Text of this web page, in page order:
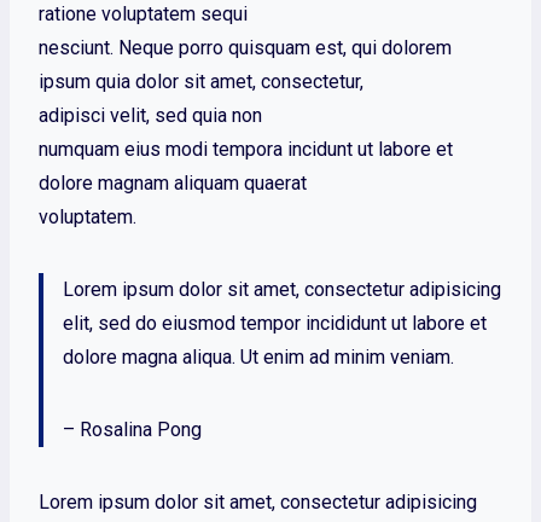
ratione voluptatem sequi
nesciunt. Neque porro quisquam est, qui dolorem
ipsum quia dolor sit amet, consectetur,
adipisci velit, sed quia non
numquam eius modi tempora incidunt ut labore et
dolore magnam aliquam quaerat
voluptatem.
Lorem ipsum dolor sit amet, consectetur adipisicing
elit, sed do eiusmod tempor incididunt ut labore et
dolore magna aliqua. Ut enim ad minim veniam.
– Rosalina Pong
Lorem ipsum dolor sit amet, consectetur adipisicing